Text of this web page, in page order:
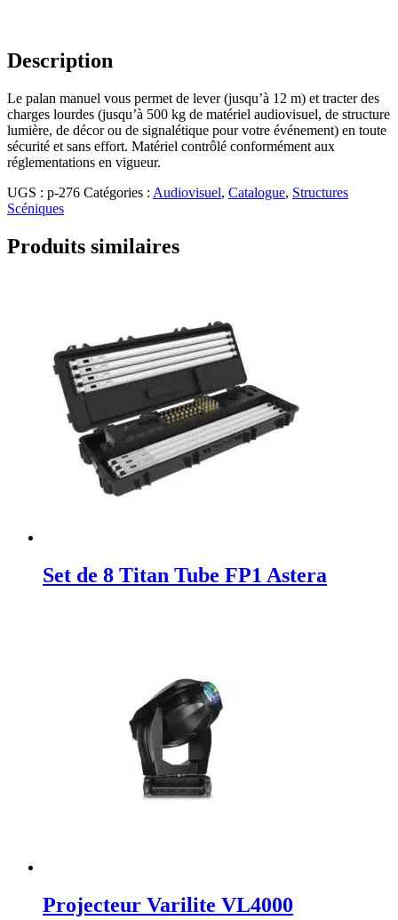
Description
Le palan manuel vous permet de lever (jusqu’à 12 m) et tracter des
charges lourdes (jusqu’à 500 kg de matériel audiovisuel, de structure
lumière, de décor ou de signalétique pour votre événement) en toute
sécurité et sans effort. Matériel contrôlé conformément aux
réglementations en vigueur.
UGS : p-276 Catégories : Audiovisuel, Catalogue, Structures
Scéniques
Produits similaires
Set de 8 Titan Tube FP1 Astera
Projecteur Varilite VL4000